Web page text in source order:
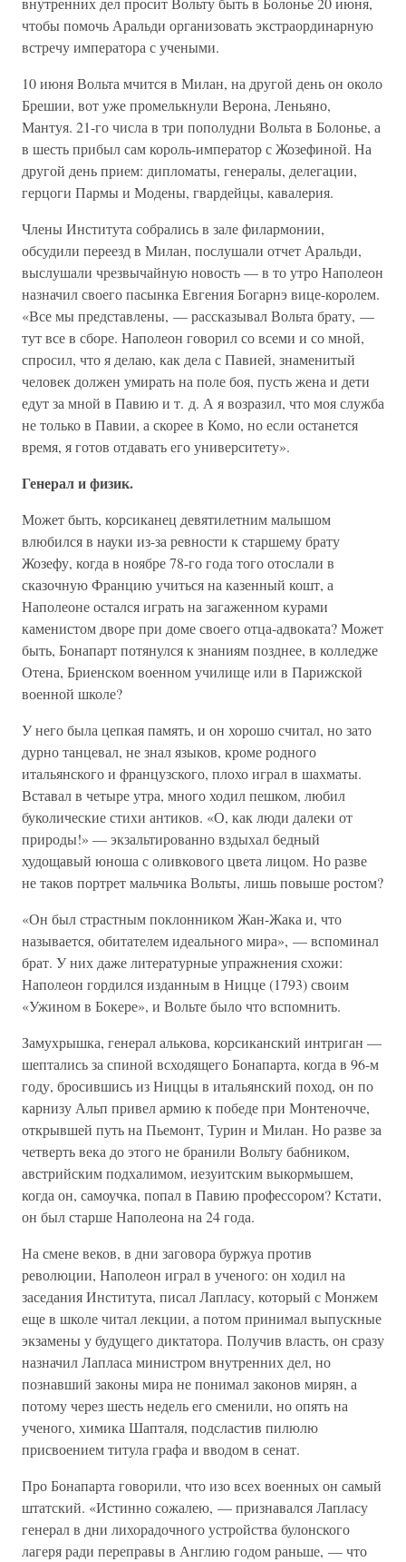
чтобы помочь Аральди организовать экстраординарную
встречу императора с учеными.
10 июня Вольта мчится в Милан, на другой день он около
Брешии, вот уже промелькнули Верона, Леньяно,
Мантуя. 21-го числа в три пополудни Вольта в Болонье, а
в шесть прибыл сам король-император с Жозефиной. На
другой день прием: дипломаты, генералы, делегации,
герцоги Пармы и Модены, гвардейцы, кавалерия.
Члены Института собрались в зале филармонии,
обсудили переезд в Милан, послушали отчет Аральди,
выслушали чрезвычайную новость — в то утро Наполеон
назначил своего пасынка Евгения Богарнэ вице-королем.
«Все мы представлены, — рассказывал Вольта брату, —
тут все в сборе. Наполеон говорил со всеми и со мной,
спросил, что я делаю, как дела с Павией, знаменитый
человек должен умирать на поле боя, пусть жена и дети
едут за мной в Павию и т. д. А я возразил, что моя служба
не только в Павии, а скорее в Комо, но если останется
время, я готов отдавать его университету».
Генерал и физик.
Может быть, корсиканец девятилетним малышом
влюбился в науки из-за ревности к старшему брату
Жозефу, когда в ноябре 78-го года того отослали в
сказочную Францию учиться на казенный кошт, а
Наполеоне остался играть на загаженном курами
каменистом дворе при доме своего отца-адвоката? Может
быть, Бонапарт потянулся к знаниям позднее, в колледже
Отена, Бриенском военном училище или в Парижской
военной школе?
У него была цепкая память, и он хорошо считал, но зато
дурно танцевал, не знал языков, кроме родного
итальянского и французского, плохо играл в шахматы.
Вставал в четыре утра, много ходил пешком, любил
буколические стихи антиков. «О, как люди далеки от
природы!» — экзальтированно вздыхал бедный
худощавый юноша с оливкового цвета лицом. Но разве
не таков портрет мальчика Вольты, лишь повыше ростом?
«Он был страстным поклонником Жан-Жака и, что
называется, обитателем идеального мира», — вспоминал
брат. У них даже литературные упражнения схожи:
Наполеон гордился изданным в Ницце (1793) своим
«Ужином в Бокере», и Вольте было что вспомнить.
Замухрышка, генерал алькова, корсиканский интриган —
шептались за спиной всходящего Бонапарта, когда в 96-м
году, бросившись из Ниццы в итальянский поход, он по
карнизу Альп привел армию к победе при Монтеночче,
открывшей путь на Пьемонт, Турин и Милан. Но разве за
четверть века до этого не бранили Вольту бабником,
австрийским подхалимом, иезуитским выкормышем,
когда он, самоучка, попал в Павию профессором? Кстати,
он был старше Наполеона на 24 года.
На смене веков, в дни заговора буржуа против
революции, Наполеон играл в ученого: он ходил на
заседания Института, писал Лапласу, который с Монжем
еще в школе читал лекции, а потом принимал выпускные
экзамены у будущего диктатора. Получив власть, он сразу
назначил Лапласа министром внутренних дел, но
познавший законы мира не понимал законов мирян, а
потому через шесть недель его сменили, но опять на
ученого, химика Шапталя, подсластив пилюлю
присвоением титула графа и вводом в сенат.
Про Бонапарта говорили, что изо всех военных он самый
штатский. «Истинно сожалею, — признавался Лапласу
генерал в дни лихорадочного устройства булонского
лагеря ради переправы в Англию годом раньше, — что